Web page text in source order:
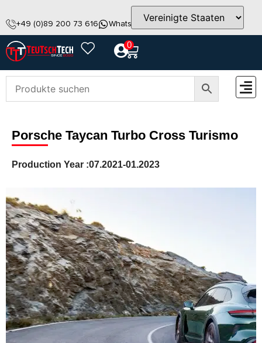
+49 (0)89 200 73 616 WhatsApp info@teutschtech.com
0
Porsche Taycan Turbo Cross Turismo
Production Year :07.2021-01.2023